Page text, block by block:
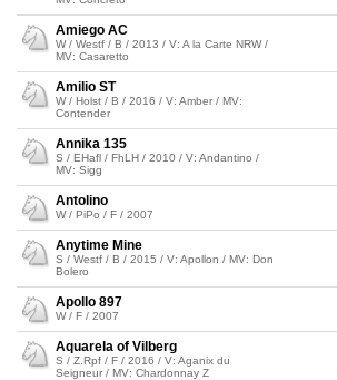
Amiego AC
W / Westf / B / 2013 / V: A la Carte NRW /
MV: Casaretto
Amilio ST
W / Holst / B / 2016 / V: Amber / MV:
Contender
Annika 135
S / EHafl / FhLH / 2010 / V: Andantino /
MV: Sigg
Antolino
W / PiPo / F / 2007
Anytime Mine
S / Westf / B / 2015 / V: Apollon / MV: Don
Bolero
Apollo 897
W / F / 2007
Aquarela of Vilberg
S / Z.Rpf / F / 2016 / V: Aganix du
Seigneur / MV: Chardonnay Z